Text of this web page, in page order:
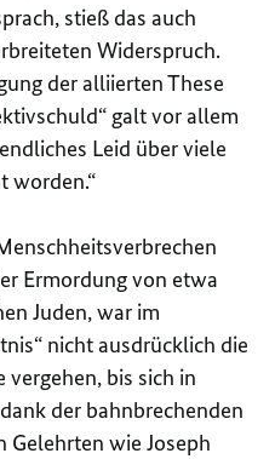
stieß das auch
Widerspruch.
der alliierten These
galt vor allem
Leid über viele
worden.“
Ermordung von etwa
Juden, war im
nicht ausdrücklich die
vergehen, bis sich in
der bahnbrechenden
Gelehrten wie Joseph